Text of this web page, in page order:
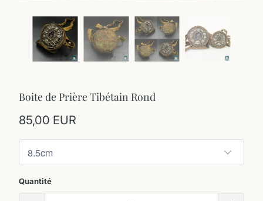
Boite de Prière Tibétain Rond
85,00 EUR
Quantité